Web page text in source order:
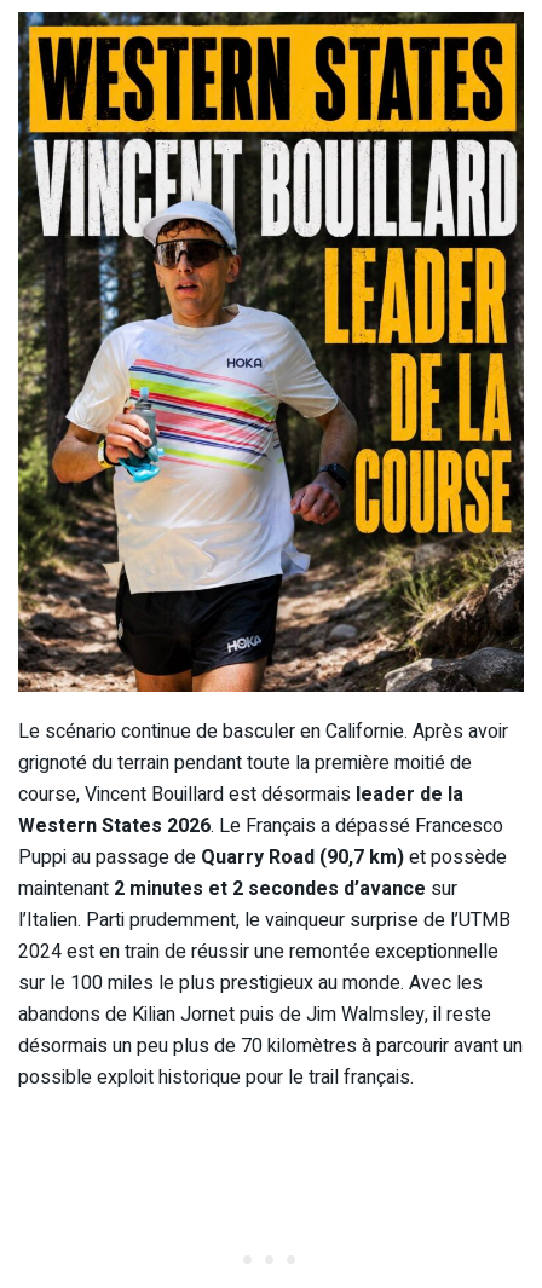
Le scénario continue de basculer en Californie. Après avoir
grignoté du terrain pendant toute la première moitié de
course, Vincent Bouillard est désormais leader de la
Western States 2026. Le Français a dépassé Francesco
Puppi au passage de Quarry Road (90,7 km)et possède
maintenant 2 minutes et 2 secondes d’avance sur
l’Italien. Parti prudemment, le vainqueur surprise de l’UTMB
2024 est en train de réussir une remontée exceptionnelle
sur le 100 miles le plus prestigieux au monde. Avec les
abandons de Kilian Jornet puis de Jim Walmsley, il reste
désormais un peu plus de 70 kilomètres à parcourir avant un
possible exploit historique pour le trail français.